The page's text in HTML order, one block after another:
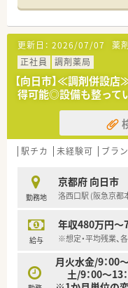
フと協力しながら
【募集背景と求める
■門前の内科クリニ
ための増員での募集
■新しい店舗で、地
さる意欲のある方
■周囲のスタッフと
ークを大切にでき
【法人特徴について】
■京都府内に100店
■「近くにあるから
け薬局の実現をビ
■店舗薬剤師だけ
【こんな取り組みを
実施し、継続的な
■散剤の重量監査
更新日： 2026/07/07 薬
正社員
調剤薬局
【向日市】≪調剤併設
得可能◎設備も整って
駅チカ 未経験可 ブラ
勤務地
京都府 向日市
洛西口駅 (阪急京都
給与
年収480万円～
※想定・平均残業、
月火水金/9：00
土/9：00〜13：